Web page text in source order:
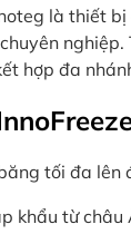
là thiết
hợp đa
tối đa
khẩu từ